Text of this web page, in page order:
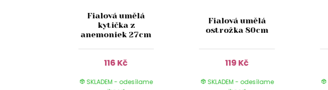
Fialová umělá
kytička z
anemoniek 27cm
116 Kč
SKLADEM - odesílame
Fialová umělá
ostrožka 80cm
119 Kč
SKLADEM - odesílame